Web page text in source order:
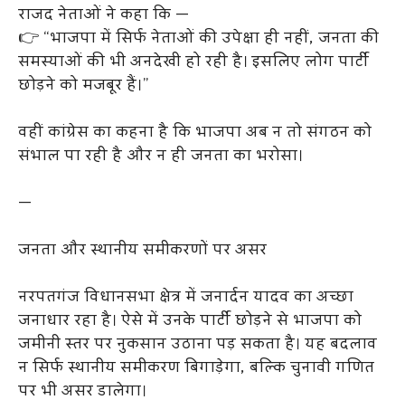
राजद नेताओं ने कहा कि —
👉 “भाजपा में सिर्फ नेताओं की उपेक्षा ही नहीं, जनता की
समस्याओं की भी अनदेखी हो रही है। इसलिए लोग पार्टी
छोड़ने को मजबूर हैं।”
वहीं कांग्रेस का कहना है कि भाजपा अब न तो संगठन को
संभाल पा रही है और न ही जनता का भरोसा।
—
जनता और स्थानीय समीकरणों पर असर
नरपतगंज विधानसभा क्षेत्र में जनार्दन यादव का अच्छा
जनाधार रहा है। ऐसे में उनके पार्टी छोड़ने से भाजपा को
जमीनी स्तर पर नुकसान उठाना पड़ सकता है। यह बदलाव
न सिर्फ स्थानीय समीकरण बिगाड़ेगा, बल्कि चुनावी गणित
पर भी असर डालेगा।